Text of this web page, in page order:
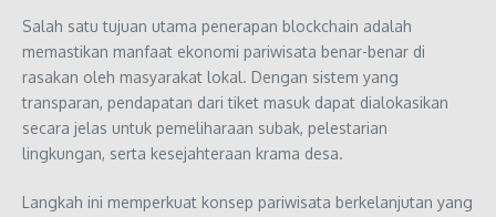
Salah satu tujuan utama penerapan blockchain adalah
memastikan manfaat ekonomi pariwisata benar-benar di
rasakan oleh masyarakat lokal. Dengan sistem yang
transparan, pendapatan dari tiket masuk dapat dialokasikan
secara jelas untuk pemeliharaan subak, pelestarian
lingkungan, serta kesejahteraan krama desa.
Langkah ini memperkuat konsep pariwisata berkelanjutan yang